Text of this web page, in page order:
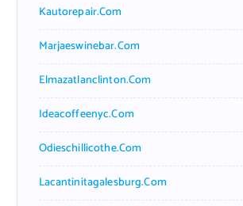
Kautorepair.com
Marjaeswinebar.com
Elmazatlanclinton.com
Ideacoffeenyc.com
Odieschillicothe.com
Lacantinitagalesburg.com